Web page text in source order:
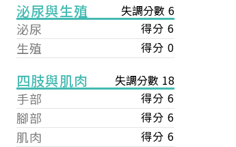
泌尿與生殖 失調分數 6
泌尿 得分 6
生殖 得分 0
四肢與肌肉 失調分數 18
手部 得分 6
腳部 得分 6
肌肉 得分 6